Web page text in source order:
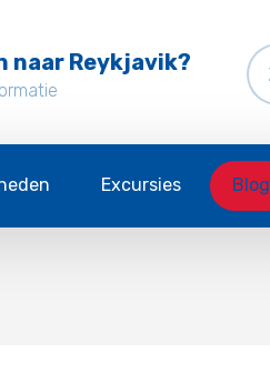
naar Reykjavik?
Excursies Blog